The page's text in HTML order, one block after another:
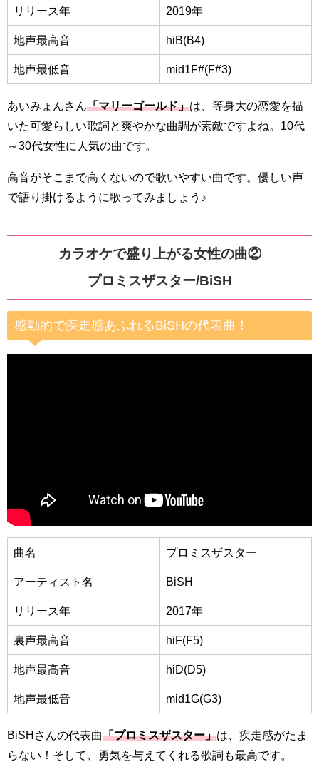
リリース年 2019年
地声最高音 hiB(B4)
地声最低音 mid1F#(F#3)
あいみょんさん「マリーゴールド」は、等身大の恋愛を描
いた可愛らしい歌詞と爽やかな曲調が素敵ですよね。10代
～30代女性に人気の曲です。
高音がそこまで高くないので歌いやすい曲です。優しい声
で語り掛けるように歌ってみましょう♪
カラオケで盛り上がる女性の曲②
プロミスザスター/BiSH
感動的で疾走感あふれるBiSHの代表曲！
曲名 プロミスザスター
アーティスト名 BiSH
リリース年 2017年
裏声最高音 hiF(F5)
地声最高音 hiD(D5)
地声最低音 mid1G(G3)
BiSHさんの代表曲「プロミスザスター」は、疾走感がたま
らない！そして、勇気を与えてくれる歌詞も最高です。